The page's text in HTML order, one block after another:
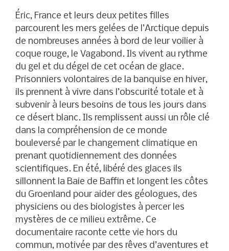
Éric, France et leurs deux petites filles
parcourent les mers gelées de l’Arctique depuis
de nombreuses années à bord de leur voilier à
coque rouge, le Vagabond. Ils vivent au rythme
du gel et du dégel de cet océan de glace.
Prisonniers volontaires de la banquise en hiver,
ils prennent à vivre dans l’obscurité totale et à
subvenir à leurs besoins de tous les jours dans
ce désert blanc. Ils remplissent aussi un rôle clé
dans la compréhension de ce monde
bouleversé par le changement climatique en
prenant quotidiennement des données
scientifiques. En été, libéré des glaces ils
sillonnent la Baie de Baffin et longent les côtes
du Groenland pour aider des géologues, des
physiciens ou des biologistes à percer les
mystères de ce milieu extrême. Ce
documentaire raconte cette vie hors du
commun, motivée par des rêves d’aventures et